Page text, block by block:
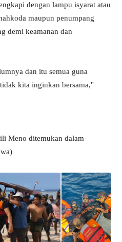
dengan lampu isyarat atau
maupun penumpang
demi keamanan dan
dan itu semua guna
kita inginkan bersama,"
Meno ditemukan dalam